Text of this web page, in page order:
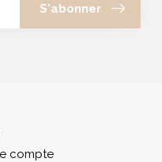
S'abonner
compte